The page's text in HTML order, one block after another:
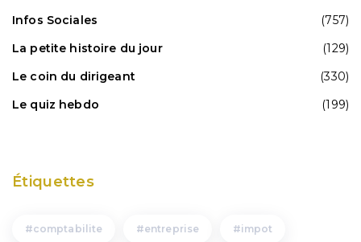
Infos Sociales
(757)
La petite histoire du jour
(129)
Le coin du dirigeant
(330)
Le quiz hebdo
(199)
Étiquettes
comptabilite entreprise impot